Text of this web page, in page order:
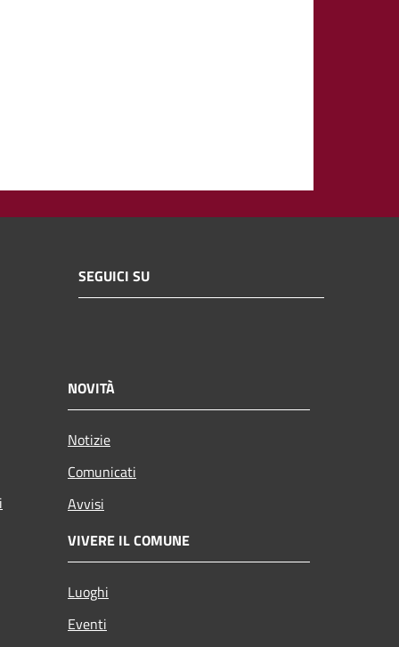
SEGUICI SU
NOVITÀ
Notizie
Comunicati
Avvisi
VIVERE IL COMUNE
Luoghi
Eventi